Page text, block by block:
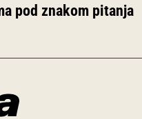
pod znakom pitanja